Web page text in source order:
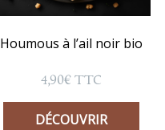
Houmous à l’ail noir bio
4,90€TTC
DÉCOUVRIR